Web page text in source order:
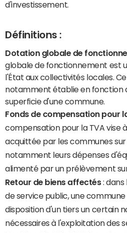
d'investissement.
Définitions :
Dotation globale de
globale de fonctionnement est
l'État aux collectivités locales.
notamment établie en fonction
superficie d'une commune.
Fonds de compensation pour
compensation pour la TVA vise
acquittée par les communes
notamment leurs dépenses
alimenté par un prélèvement
Retour de biens affectés: dans
de service public, une
disposition d'un tiers un certain
nécessaires à l'exploitation des